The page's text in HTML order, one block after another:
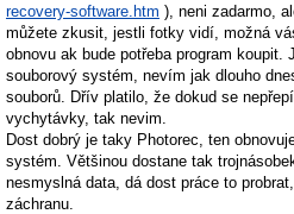
recovery-software.htm ), neni zadarmo,
můžete zkusit, jestli fotky vidí, možná
obnovu ak bude potřeba program koupit.
souborový systém, nevím jak dlouho
souborů. Dřív platilo, že dokud se
vychytávky, tak nevim.
Dost dobrý je taky Photorec, ten
systém. Většinou dostane tak
nesmyslná data, dá dost práce to
záchranu.